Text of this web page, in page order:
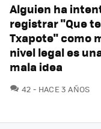
Alguien ha
registrar "Que
Txapote" como
nivel legal es
mala idea
42 COMENTARIOS
HACE 3 AÑOS